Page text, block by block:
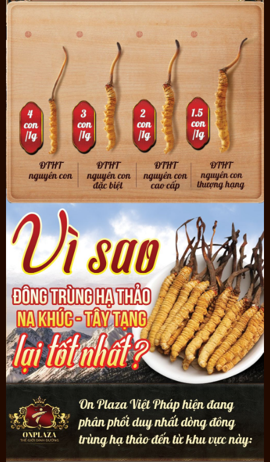
Các cách sử dụng Đông trùng hạ thảo nguyên con sấy khô phổ
biến:
- Pha trà:
Cho 3-5 con đông trùng hạ thảo vào cốc nước, đổ nước sôi 100
độ. Có thể dùng ngày sau 5 phút nhưng tốt nhất là ủ qua đêm (>
5 tiếng) trong phích giữ nhiệt rồi mới dùng.
Dùng uống cả ngày
- Đông trùng hạ thảo nấu các món hầm:
Cho con đông trùng hạ thảo vào nồi áp suất, hầm khoảng 55
phút (từ khi sôi) để chiết xuất hoàn toàn.
Sau khi hầm xong thì sử dụng bình thường.
- Nấu cháo: Tương tự như cách dùng trên nhưng thay bằng gạo và
đông trùng.
- Ngâm mật ong:
Cho 100 gram ngâm với 1 lít mật ong nguyên chất.
Mỗi ngày dùng 10ml pha với nước ấm và 3 - 5 con.
Đối tượng sử dụng: Đông trùng hạ thảo nguyên con phù hợp với tất
cả đối tượng người dùng. Tuy nhiên, cần lưu ý tham khảo tư vấn
của bác sĩ trước khi dùng cho trẻ em.
Ngoài các cách dùng trên On plaza Việt Pháp hướng dẫn bạn đọc
nhiều cách dùng đông trùng hạ thảo bồi bổ sức khỏe, tăng cường
dinh dưỡng, có thể tham khảoTẠI ĐÂY<<